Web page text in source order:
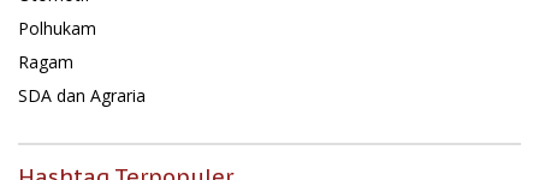
Polhukam
Ragam
SDA dan Agraria